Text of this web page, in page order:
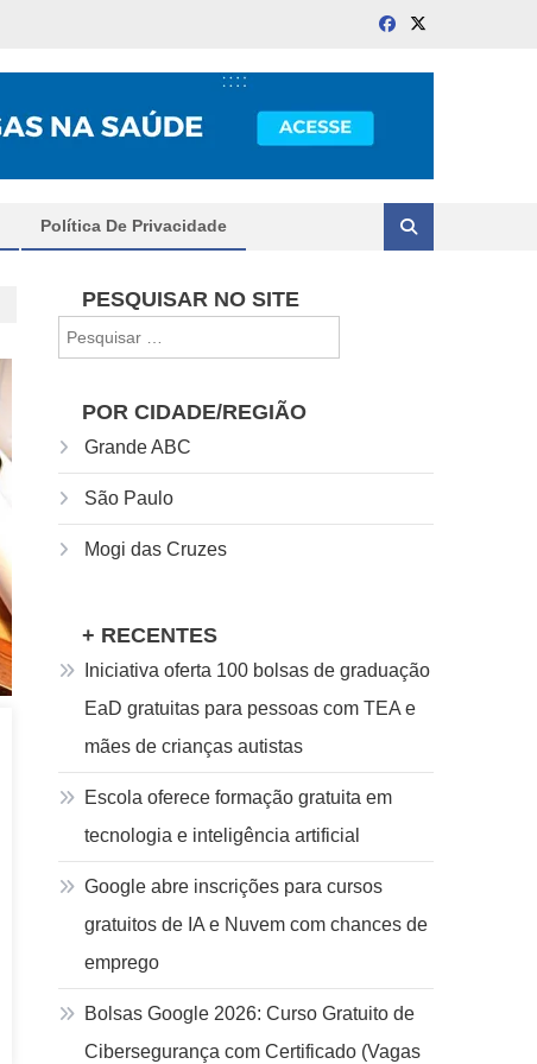
Política De Privacidade
PESQUISAR NO SITE
por:
POR CIDADE/REGIÃO
Grande ABC
São Paulo
Mogi das Cruzes
+ RECENTES
Iniciativa oferta 100 bolsas de graduação
EaD gratuitas para pessoas com TEA e
mães de crianças autistas
Escola oferece formação gratuita em
tecnologia e inteligência artificial
Google abre inscrições para cursos
gratuitos de IA e Nuvem com chances de
emprego
Bolsas Google 2026: Curso Gratuito de
Cibersegurança com Certificado (Vagas